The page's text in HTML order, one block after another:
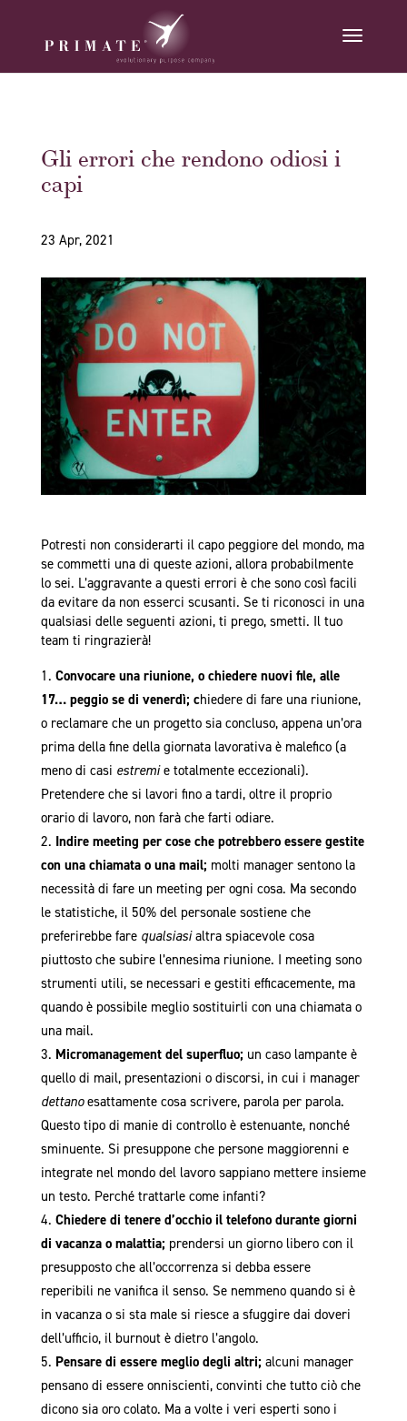
Gli errori che rendono odiosi i
capi
23 Apr, 2021
Potresti non considerarti il capo peggiore del mondo, ma
se commetti una di queste azioni, allora probabilmente
lo sei. L’aggravante a questi errori è che sono così facili
da evitare da non esserci scusanti. Se ti riconosci in una
qualsiasi delle seguenti azioni, ti prego, smetti. Il tuo
team ti ringrazierà!
Convocare una riunione, o chiedere nuovi file, alle
17… peggio se di venerdì; chiedere di fare una riunione,
o reclamare che un progetto sia concluso, appena un’ora
prima della fine della giornata lavorativa è malefico (a
meno di casi estremie totalmente eccezionali).
Pretendere che si lavori fino a tardi, oltre il proprio
orario di lavoro, non farà che farti odiare.
Indire meeting per cose che potrebbero essere gestite
con una chiamata o una mail; molti manager sentono la
necessità di fare un meeting per ogni cosa. Ma secondo
le statistiche, il 50% del personale sostiene che
preferirebbe fare qualsiasialtra spiacevole cosa
piuttosto che subire l’ennesima riunione. I meeting sono
strumenti utili, se necessari e gestiti efficacemente, ma
quando è possibile meglio sostituirli con una chiamata o
una mail.
Micromanagement del superfluo; un caso lampante è
quello di mail, presentazioni o discorsi, in cui i manager
dettanoesattamente cosa scrivere, parola per parola.
Questo tipo di manie di controllo è estenuante, nonché
sminuente. Si presuppone che persone maggiorenni e
integrate nel mondo del lavoro sappiano mettere insieme
un testo. Perché trattarle come infanti?
Chiedere di tenere d’occhio il telefono durante giorni
di vacanza o malattia; prendersi un giorno libero con il
presupposto che all’occorrenza si debba essere
reperibili ne vanifica il senso. Se nemmeno quando si è
in vacanza o si sta male si riesce a sfuggire dai doveri
dell’ufficio, il burnout è dietro l’angolo.
Pensare di essere meglio degli altri; alcuni manager
pensano di essere onniscienti, convinti che tutto ciò che
dicono sia oro colato. Ma a volte i veri esperti sono i